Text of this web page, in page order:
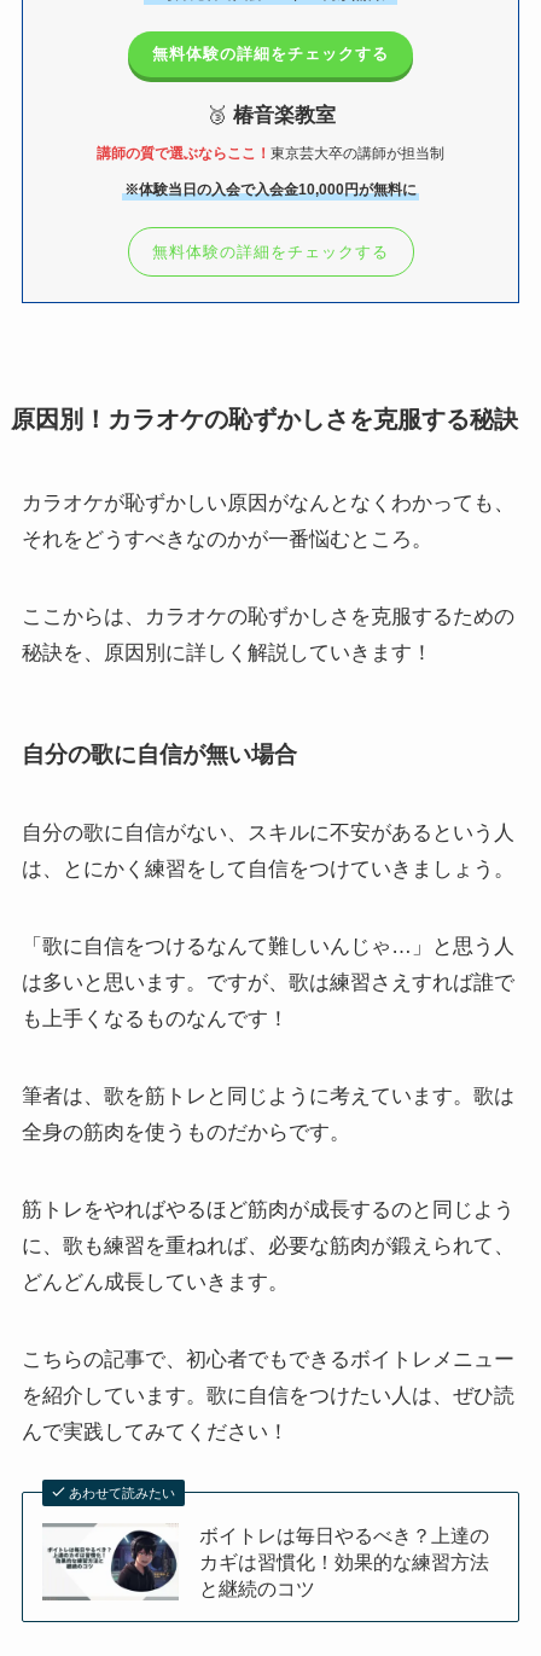
無料体験の詳細をチェックする
🥉 椿音楽教室
講師の質で選ぶならここ！ 東京芸大卒の講師が担当制
※体験当日の入会で入会金10,000円が無料に
無料体験の詳細をチェックする
原因別！カラオケの恥ずかしさを克服する秘訣
カラオケが恥ずかしい原因がなんとなくわかっても、
それをどうすべきなのかが一番悩むところ。
ここからは、カラオケの恥ずかしさを克服するための
秘訣を、原因別に詳しく解説していきます！
自分の歌に自信が無い場合
自分の歌に自信がない、スキルに不安があるという人
は、とにかく練習をして自信をつけていきましょう。
「歌に自信をつけるなんて難しいんじゃ…」と思う人
は多いと思います。ですが、歌は練習さえすれば誰で
も上手くなるものなんです！
筆者は、歌を筋トレと同じように考えています。歌は
全身の筋肉を使うものだからです。
筋トレをやればやるほど筋肉が成長するのと同じよう
に、歌も練習を重ねれば、必要な筋肉が鍛えられて、
どんどん成長していきます。
こちらの記事で、初心者でもできるボイトレメニュー
を紹介しています。歌に自信をつけたい人は、ぜひ読
んで実践してみてください！
あわせて読みたい
ボイトレは毎日やるべき？上達の
カギは習慣化！効果的な練習方法
と継続のコツ